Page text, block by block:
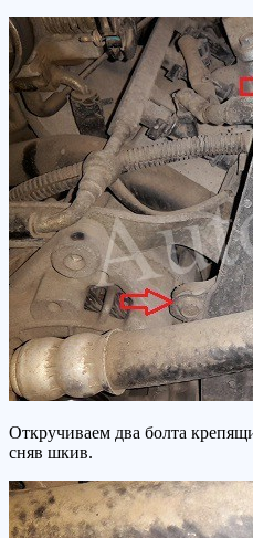
Откручиваем два болта
сняв шкив.